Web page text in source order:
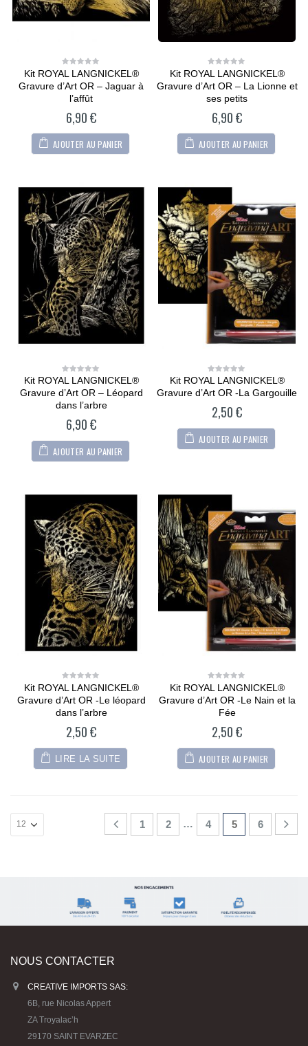
0
of
Kit ROYAL LANGNICKEL®
Gravure d’Art OR – Jaguar à
l’affût
6,90€
AJOUTER AU PANIER
0
of
5
Kit ROYAL LANGNICKEL®
Gravure d’Art OR – La Lionne et
ses petits
6,90€
AJOUTER AU PANIER
0
out
of
5
Kit ROYAL LANGNICKEL®
Gravure d’Art OR – Léopard
dans l’arbre
6,90€
AJOUTER AU PANIER
0
out
of
Kit ROYAL LANGNICKEL®
Gravure d’Art OR -La Gargouille
2,50€
AJOUTER AU PANIER
0
of
5
Kit ROYAL LANGNICKEL®
Gravure d’Art OR -Le léopard
dans l’arbre
2,50€
LIRE LA SUITE
0
of
Kit ROYAL LANGNICKEL®
Gravure d’Art OR -Le Nain et la
Fée
2,50€
AJOUTER AU PANIER
1 2 … 4 5 6
NOUS CONTACTER
CREATIVE IMPORTS SAS:
6B, rue Nicolas Appert
ZA Troyalac’h
29170 SAINT EVARZEC